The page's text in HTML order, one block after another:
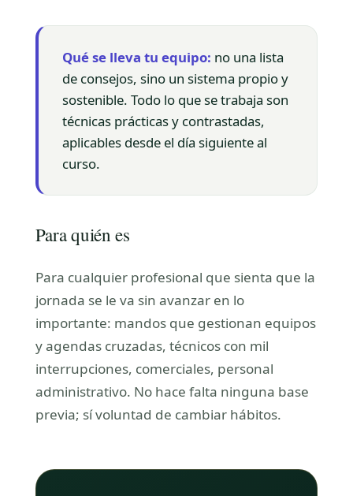
Qué se lleva tu equipo: no una lista
de consejos, sino un sistema propio y
sostenible. Todo lo que se trabaja son
técnicas prácticas y contrastadas,
aplicables desde el día siguiente al
curso.
Para quién es
Para cualquier profesional que sienta que la
jornada se le va sin avanzar en lo
importante: mandos que gestionan equipos
y agendas cruzadas, técnicos con mil
interrupciones, comerciales, personal
administrativo. No hace falta ninguna base
previa; sí voluntad de cambiar hábitos.